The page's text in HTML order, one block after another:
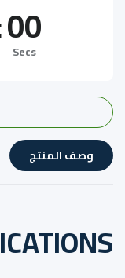
00
Secs
وصف المنتج